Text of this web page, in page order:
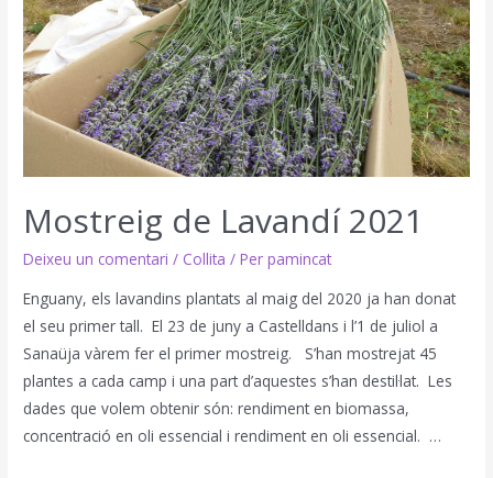
Mostreig de Lavandí 2021
Deixeu un comentari / Collita / Per pamincat
Enguany, els lavandins plantats al maig del 2020 ja han donat
el seu primer tall. El 23 de juny a Castelldans i l’1 de juliol a
Sanaüja vàrem fer el primer mostreig. S’han mostrejat 45
plantes a cada camp i una part d’aquestes s’han destil·lat. Les
dades que volem obtenir són: rendiment en biomassa,
concentració en oli essencial i rendiment en oli essencial. …